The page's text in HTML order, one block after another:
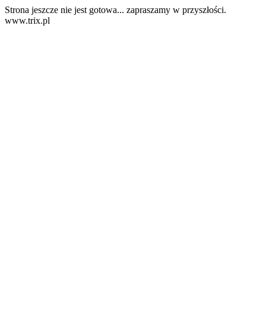
Strona jeszcze nie jest gotowa... zapraszamy w przyszłości.
www.trix.pl